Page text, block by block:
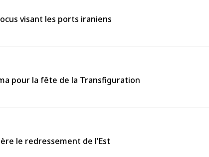
visant les ports iraniens
pour la fête de la Transfiguration
le redressement de l’Est